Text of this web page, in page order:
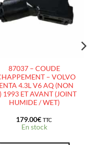
87037 – COUDE
– VOLVO
4.3L V6 AQ (NON
1993 ET AVANT (JOINT
HUMIDE / WET)
179.00€ TTC
En stock